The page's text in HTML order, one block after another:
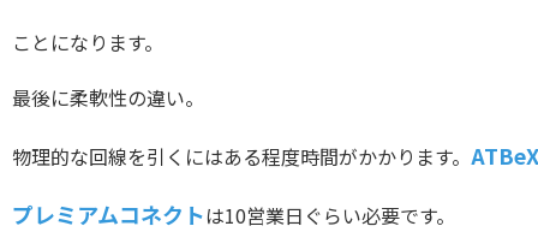
ことになります。
最後に柔軟性の違い。
物理的な回線を引くにはある程度時間がかかります。 ATBeX
プレミアムコネクトは10営業日ぐらい必要です。